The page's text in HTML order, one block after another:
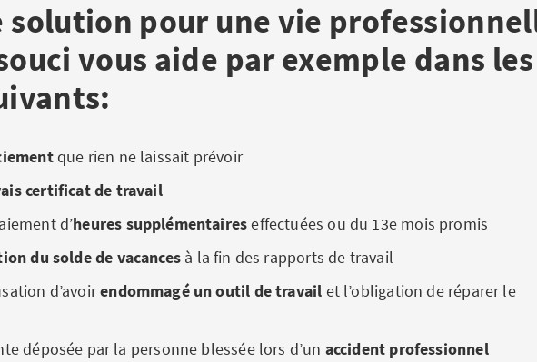
solution pour une vie
vous aide par exemple dans les
que rien ne laissait prévoir
certificat de travail
d’heures supplémentaireseffectuées ou du 13e mois promis
du solde de vacancesà la fin des rapports de travail
d’avoirendommagé un outil de travail et l’obligation de réparer le
déposée par la personne blessée lors d’un accident professionnel